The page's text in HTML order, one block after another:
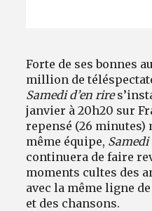
Forte de ses bonnes
million de
Samedi d’en rire
janvier à 20h20 sur
repensé (26 minutes)
même équipe, Samedi
continuera de faire
moments cultes des
avec la même ligne
et des chansons.